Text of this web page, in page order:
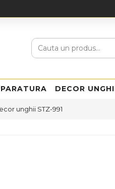
DECOR
unghii STZ-991